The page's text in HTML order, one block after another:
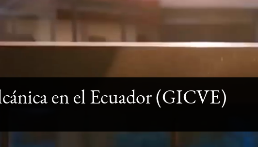
en el Ecuador (GICVE)